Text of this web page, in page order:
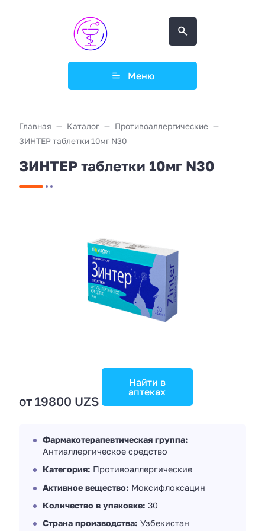
Меню
Главная Каталог
Противоаллергические
ЗИНТЕР таблетки 10мг N30
ЗИНТЕР таблетки 10мг N30
от 19800 UZS
Найти в
аптеках
Фармакотерапевтическая группа:
Антиаллергическое средство
Категория: Противоаллергические
Активное вещество: Моксифлоксацин
Количество в упаковке: 30
Страна производства: Узбекистан